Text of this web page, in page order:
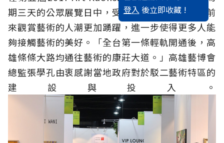
登入 後立即收藏 !
期三天的公眾展覽日中，受惠於便捷的交通，讓前
來觀賞藝術的人潮更加踴躍，進一步使得更多人能
夠接觸藝術的美好。「全台第一條輕軌開通後，高
雄條條大路均通往藝術的康莊大道。」高雄藝博會
總監張學孔由衷感謝當地政府對於駁二藝術特區的
建設與投入。